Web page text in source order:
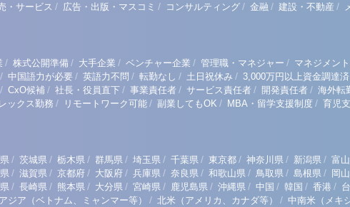
・サービス / 広告・出版・マスコミ / コンサルティング / 金融 / 建設・不動産 /
/ 株式公開準備 / 大手企業 / ベンチャー企業 / 管理職・マネジャー / マネジメン
/ 中国語力が必要 / 英語力不問 / 転勤なし / 土日祝休み / 3,000万円以上資金調達済
/ CxO候補 / 社長・役員直下 / 事業責任者 / サービス責任者 / 開発責任者 / 海外転
ックス勤務 / リモートワーク可能 / 副業してもOK / MBA・留学支援制度 / 育児
/ 茨城県 / 栃木県 / 群馬県 / 埼玉県 / 千葉県 / 東京都 / 神奈川県 / 新潟県 / 富
/ 滋賀県 / 京都府 / 大阪府 / 兵庫県 / 奈良県 / 和歌山県 / 鳥取県 / 島根県 / 岡
/ 長崎県 / 熊本県 / 大分県 / 宮崎県 / 鹿児島県 / 沖縄県 / 中国 / 韓国 / 香港 /
ジア（ベトナム、ミャンマー等） / 北米（アメリカ、カナダ等） / 中南米（メキ